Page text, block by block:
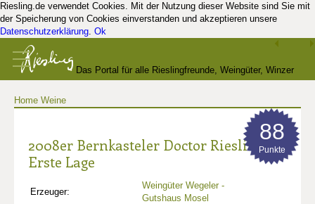
Riesling.de verwendet Cookies. Mit der Nutzung dieser Website sind Sie mit
der Speicherung von Cookies einverstanden und akzeptieren unsere
Datenschutzerklärung. Ok
Das Portal für alle Rieslingfreunde, Weingüter, Winzer
Home Weine
2008er Bernkasteler Doctor Riesling
Erste Lage
Erzeuger:
Weingüter Wegeler -
Gutshaus Mosel
88
Punkte